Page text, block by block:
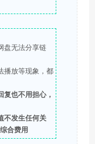
盘无法分享链
播放等现象，都
复也不用担心，
不发生任何关
合费用